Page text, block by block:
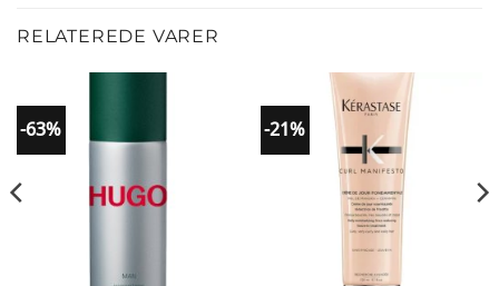
RELATEREDE VARER
-63% -21%